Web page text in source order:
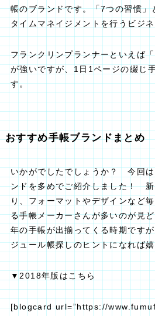
帳のブランドです。「7つの習慣」
タイムマネイジメントを行うビジ
フランクリンプランナーといえば
が強いですが、1日1ページの綴じ
す。
おすすめ手帳ブランドまとめ
いかがでしたでしょうか？ 今回は
ンドを多めでご紹介しました！
り、フォーマットやデザインなど
る手帳メーカーさんが多いのが見
年の手帳が出揃ってくる時期です
ジュール帳探しのヒントになれば
▼2018年版はこちら
[blogcard url=”https://